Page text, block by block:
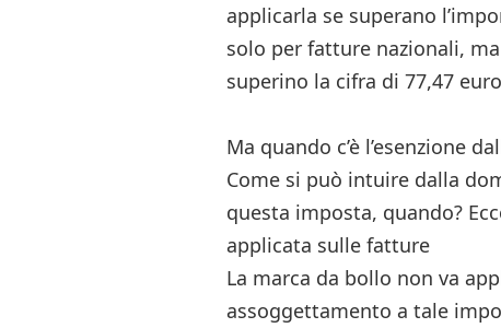
applicarla se superano
solo per fatture nazionali,
superino la cifra di 77,47
Ma quando c’è l’esenzione
Come si può intuire dalla
questa imposta, quando?
applicata sulle fatture
La marca da bollo non va
assoggettamento a tale